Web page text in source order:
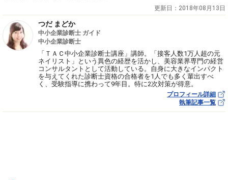
更新日： 2018年08月13日
つだ まどか
中小企業診断士 ガイド
中小企業診断士
「ＴＡＣ中小企業診断士講座」講師。「接客人数1万人超の元
ネイリスト」という異色の経歴を活かし、美容業界専門の経営
コンサルタントとして活動している。自身に大きなインパクト
を与えてくれた診断士資格の合格者を1人でも多く輩出すべ
く、受験指導に携わって9年目。特に2次対策が得意。
プロフィール詳細
執筆記事一覧